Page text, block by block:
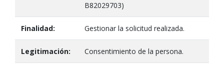
B82029703)
Finalidad: Gestionar la solicitud realizada.
Legitimación: Consentimiento de la persona.